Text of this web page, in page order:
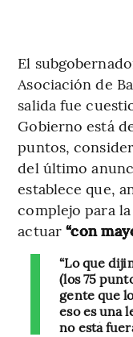
El
Asociación de
salida fue
Gobierno está
puntos,
del último
establece que,
complejo para
actuar“con
“Lo que
(los 75
gente que
eso es una
no está